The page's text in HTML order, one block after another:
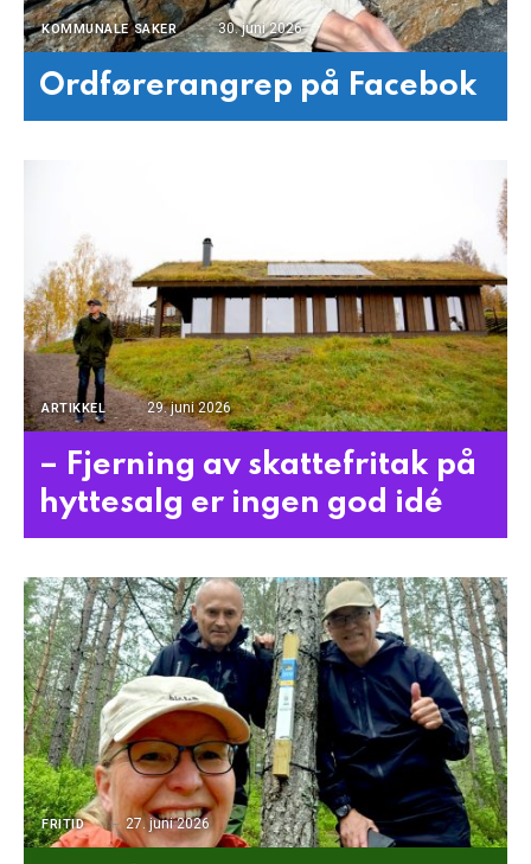
KOMMUNALE SAKER 30. juni 2026
Ordførerangrep på Facebok
ARTIKKEL 29. juni 2026
– Fjerning av skattefritak på
hyttesalg er ingen god idé
FRITID 27. juni 2026